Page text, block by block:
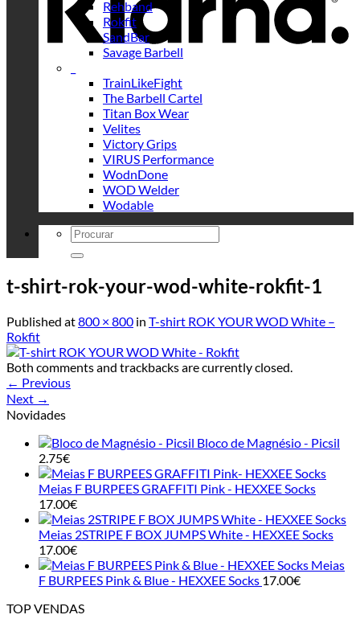
Rehband
Rokfit
SandBar
Savage Barbell
TrainLikeFight
The Barbell Cartel
Titan Box Wear
Velites
Victory Grips
VIRUS Performance
WodnDone
WOD Welder
Wodable
Search
for:
t-shirt-rok-your-wod-white-rokfit-1
Published at800 × 800 in T-shirt ROK YOUR WOD White –
Rokfit
Both comments and trackbacks are currently closed.
← Previous
Next →
Novidades
Bloco de Magnésio - Picsil
2.75€
Meias F BURPEES GRAFFITI Pink - HEXXEE Socks
17.00€
Meias 2STRIPE F BOX JUMPS White - HEXXEE Socks
17.00€
Meias
F BURPEES Pink & Blue - HEXXEE Socks 17.00€
TOP VENDAS